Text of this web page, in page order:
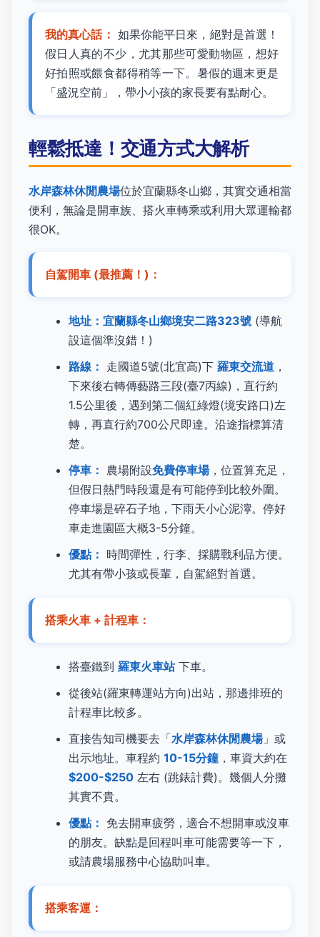
我的真心話： 如果你能平日來，絕對是首選！
假日人真的不少，尤其那些可愛動物區，想好
好拍照或餵食都得稍等一下。暑假的週末更是
「盛況空前」，帶小小孩的家長要有點耐心。
輕鬆抵達！交通方式大解析
水岸森林休閒農場位於宜蘭縣冬山鄉，其實交通相當
便利，無論是開車族、搭火車轉乘或利用大眾運輸都
很OK。
自駕開車 (最推薦！)：
地址：宜蘭縣冬山鄉境安二路323號 (導航
設這個準沒錯！)
路線： 走國道5號(北宜高)下 羅東交流道 ，
下來後右轉傳藝路三段(臺7丙線)，直行約
1.5公里後，遇到第二個紅綠燈(境安路口)左
轉，再直行約700公尺即達。沿途指標算清
楚。
停車： 農場附設免費停車場，位置算充足，
但假日熱門時段還是有可能停到比較外圍。
停車場是碎石子地，下雨天小心泥濘。停好
車走進園區大概3-5分鐘。
優點： 時間彈性，行李、採購戰利品方便。
尤其有帶小孩或長輩，自駕絕對首選。
搭乘火車 + 計程車：
搭臺鐵到 羅東火車站下車。
從後站(羅東轉運站方向)出站，那邊排班的
計程車比較多。
直接告知司機要去「水岸森林休閒農場」或
出示地址。車程約 10-15分鐘，車資大約在
$200-$250 左右 (跳錶計費)。幾個人分攤
其實不貴。
優點： 免去開車疲勞，適合不想開車或沒車
的朋友。缺點是回程叫車可能需要等一下，
或請農場服務中心協助叫車。
搭乘客運：